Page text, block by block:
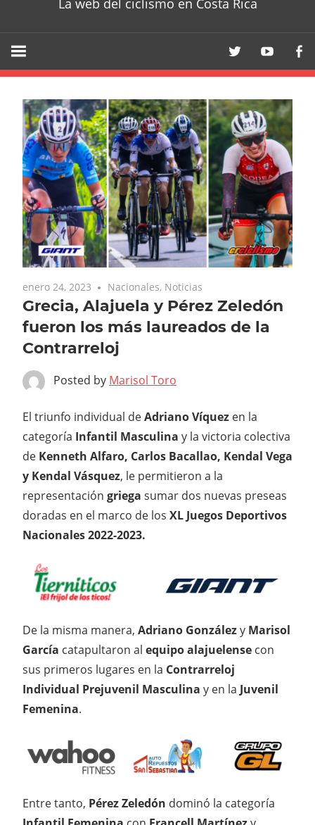
La web del ciclismo en Costa Rica
enero 24, 2023 Nacionales, Noticias
Grecia, Alajuela y Pérez Zeledón
fueron los más laureados de la
Contrarreloj
Posted by Marisol Toro
El triunfo individual deAdriano Víquez en la
categoría Infantil Masculina y la victoria colectiva
de Kenneth Alfaro, Carlos Bacallao, Kendal Vega
y Kendal Vásquez, le permitieron a la
representación griega sumar dos nuevas preseas
doradas en el marco de los XL Juegos Deportivos
Nacionales 2022-2023.
De la misma manera, Adriano Gonzálezy Marisol
García catapultaron al equipo alajuelense con
sus primeros lugares en la Contrarreloj
Individual Prejuvenil Masculina y en la Juvenil
Femenina.
Entre tanto, Pérez Zeledón dominó la categoría